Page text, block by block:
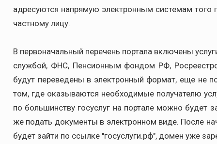
адресуются напрямую электронным системам того
частному лицу.
В первоначальный перечень портала включены
службой, ФНС, Пенсионным фондом РФ,
будут переведены в электронный формат, еще не
том, где оказываются необходимые получателю
по большинству госуслуг на портале можно будет
же подать документы в электронном виде. После
будет зайти по ссылке "госуслуги.рф", домен уже